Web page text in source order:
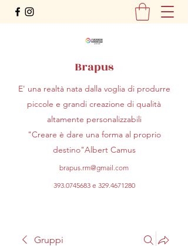
Brapus
E' una realtà nata dalla voglia di produrre
piccole e grandi creazione di qualità
altamente personalizzabili
"Creare è dare una forma al proprio
destino"Albert Camus
brapus.rm@gmail.com
393.0745683e 329.4671280
Gruppi